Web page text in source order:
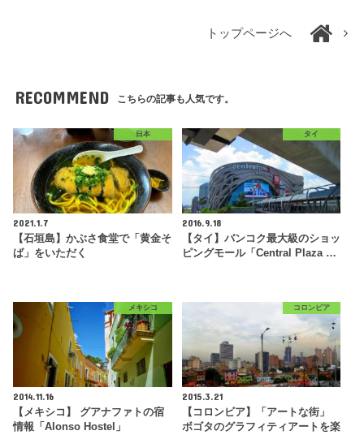
トップページへ
RECOMMEND こちらの記事も人気です。
日本
2021.1.7
【石垣島】かぶさ食堂で「黄金そ
ば」をいただく
タイ
2016.9.18
【タイ】バンコク最大級のショッ
ピングモール「Central Plaza …
メキシコ
2014.11.16
【メキシコ】 グアナファトの宿
情報「Alonso Hostel」
コロンビア
2015.3.21
【コロンビア】「アートな街」
ボゴタのグラフィティアートを楽